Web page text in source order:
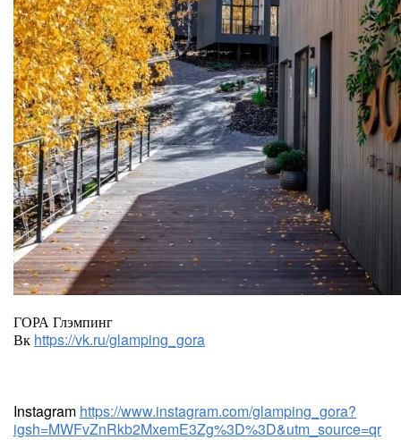
ГОРА Глэмпинг
Вк https://vk.ru/glamping_gora
Instagram https://www.instagram.com/glamping_gora?
igsh=MWFvZnRkb2MxemE3Zg%3D%3D&utm_source=qr